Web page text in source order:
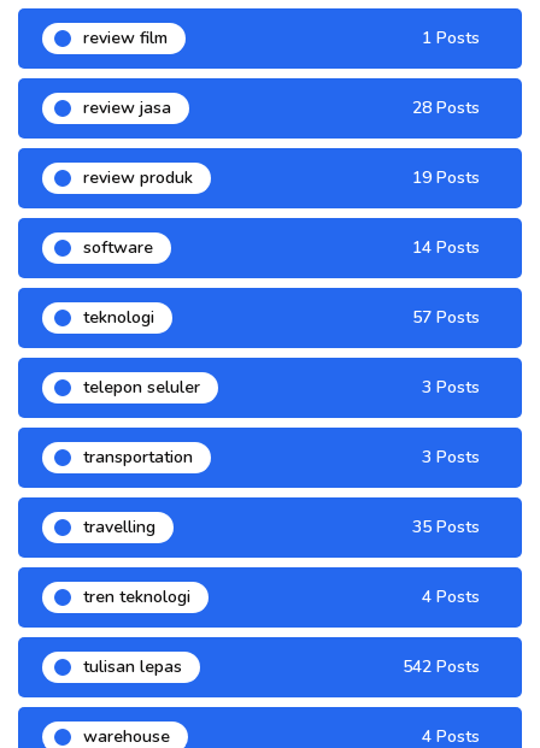
review film 1 Posts
review jasa 28 Posts
review produk 19 Posts
software 14 Posts
teknologi 57 Posts
telepon seluler 3 Posts
transportation 3 Posts
travelling 35 Posts
tren teknologi 4 Posts
tulisan lepas 542 Posts
warehouse 4 Posts